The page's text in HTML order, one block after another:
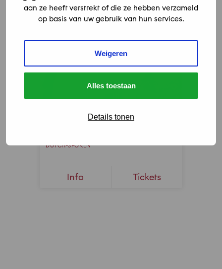
aan ze heeft verstrekt of die ze hebben verzameld
op basis van uw gebruik van hun services.
Weigeren
Alles toestaan
Details tonen